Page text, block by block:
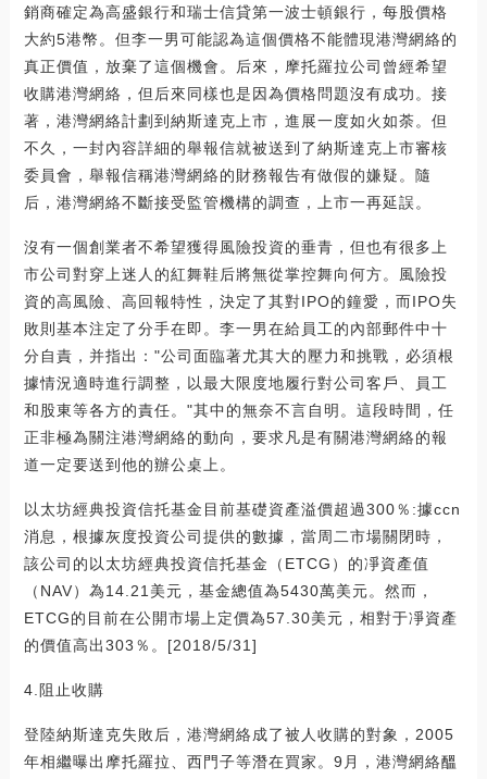
銷商確定為高盛銀行和瑞士信貸第一波士頓銀行，每股價格
大約5港幣。但李一男可能認為這個價格不能體現港灣網絡的
真正價值，放棄了這個機會。后來，摩托羅拉公司曾經希望
收購港灣網絡，但后來同樣也是因為價格問題沒有成功。接
著，港灣網絡計劃到納斯達克上市，進展一度如火如荼。但
不久，一封內容詳細的舉報信就被送到了納斯達克上市審核
委員會，舉報信稱港灣網絡的財務報告有做假的嫌疑。隨
后，港灣網絡不斷接受監管機構的調查，上市一再延誤。
沒有一個創業者不希望獲得風險投資的垂青，但也有很多上
市公司對穿上迷人的紅舞鞋后將無從掌控舞向何方。風險投
資的高風險、高回報特性，決定了其對IPO的鐘愛，而IPO失
敗則基本注定了分手在即。李一男在給員工的內部郵件中十
分自責，并指出："公司面臨著尤其大的壓力和挑戰，必須根
據情況適時進行調整，以最大限度地履行對公司客戶、員工
和股東等各方的責任。"其中的無奈不言自明。這段時間，任
正非極為關注港灣網絡的動向，要求凡是有關港灣網絡的報
道一定要送到他的辦公桌上。
以太坊經典投資信托基金目前基礎資產溢價超過300％:據ccn
消息，根據灰度投資公司提供的數據，當周二市場關閉時，
該公司的以太坊經典投資信托基金（ETCG）的凈資產值
（NAV）為14.21美元，基金總值為5430萬美元。然而，
ETCG的目前在公開市場上定價為57.30美元，相對于凈資產
的價值高出303％。[2018/5/31]
4.阻止收購
登陸納斯達克失敗后，港灣網絡成了被人收購的對象，2005
年相繼曝出摩托羅拉、西門子等潛在買家。9月，港灣網絡醞